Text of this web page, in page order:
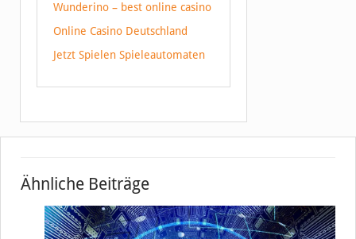
Wunderino – best online casino
Online Casino Deutschland
Jetzt Spielen Spieleautomaten
Ähnliche Beiträge